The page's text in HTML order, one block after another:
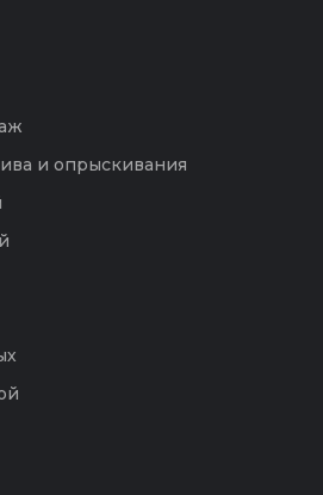
и опрыскивания